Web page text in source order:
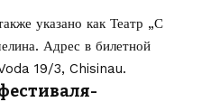
указано как Театр „С
Адрес в билетной
19/3, Chisinau.